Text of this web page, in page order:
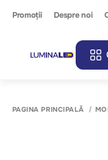
Promoții Despre noi
PAGINA PRINCIPALĂ